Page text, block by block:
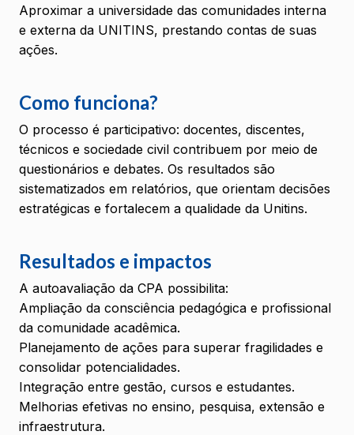
Aproximar a universidade das comunidades interna
e externa da UNITINS, prestando contas de suas
ações.
Como funciona?
O processo é participativo: docentes, discentes,
técnicos e sociedade civil contribuem por meio de
questionários e debates. Os resultados são
sistematizados em relatórios, que orientam decisões
estratégicas e fortalecem a qualidade da Unitins.
Resultados e impactos
A autoavaliação da CPA possibilita:
Ampliação da consciência pedagógica e profissional
da comunidade acadêmica.
Planejamento de ações para superar fragilidades e
consolidar potencialidades.
Integração entre gestão, cursos e estudantes.
Melhorias efetivas no ensino, pesquisa, extensão e
infraestrutura.